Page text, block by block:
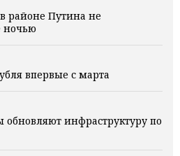
районе Путина не
ночью
впервые с марта
обновляют инфраструктуру по